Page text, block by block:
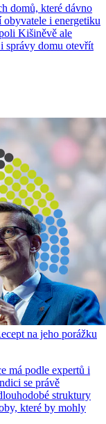
domů, které dávno
i energetiku
Kišiněvě ale
správy domu otevřít
na jeho porážku
má podle expertů i
se právě
struktury
které by mohly